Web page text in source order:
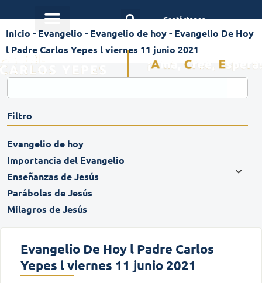
Contáctanos
Inicio - Evangelio - Evangelio de hoy- Evangelio De Hoy
l Padre Carlos Yepes l viernes 11 junio 2021
Filtro
Evangelio de hoy
Importancia del Evangelio
Enseñanzas de Jesús
Parábolas de Jesús
Milagros de Jesús
Evangelio De Hoy l Padre Carlos
Yepes l viernes 11 junio 2021